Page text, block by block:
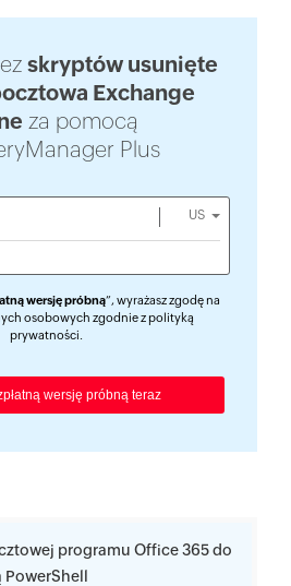
skryptów usunięte
Exchange
za pomocą
Plus
US
wersję próbną”, wyrażasz zgodę na
osobowych zgodnie z polityką
prywatności
programu Office 365 do